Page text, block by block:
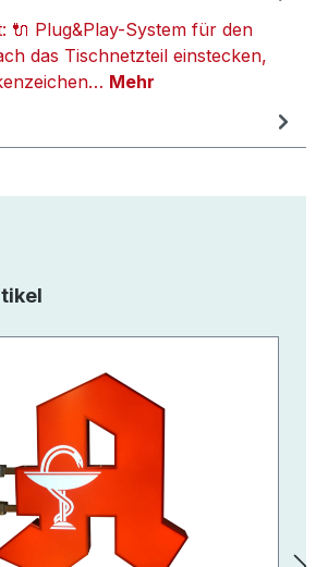
🔌 Plug&Play-System für den
das Tischnetzteil einstecken,
Mehr